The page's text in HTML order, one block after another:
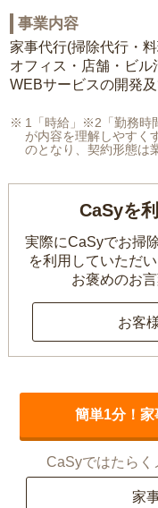
事業内容
家事代行(掃除代行・
オフィス・店舗・ビル
WEBサービスの開発
1「時給」※2「勤務時
が内容を理解しやすく
のとなり、契約形態は
CaSyを
実際にCaSyでお掃
を利用していただ
お褒めのお
お客
簡単1分！
CaSyではたらく
家